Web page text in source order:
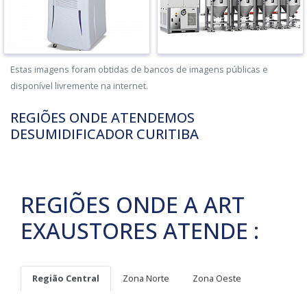
Estas imagens foram obtidas de bancos de imagens públicas e
disponível livremente na internet.
REGIÕES ONDE ATENDEMOS
DESUMIDIFICADOR CURITIBA
REGIÕES ONDE A ART
EXAUSTORES ATENDE :
Região Central Zona Norte
Zona Oeste